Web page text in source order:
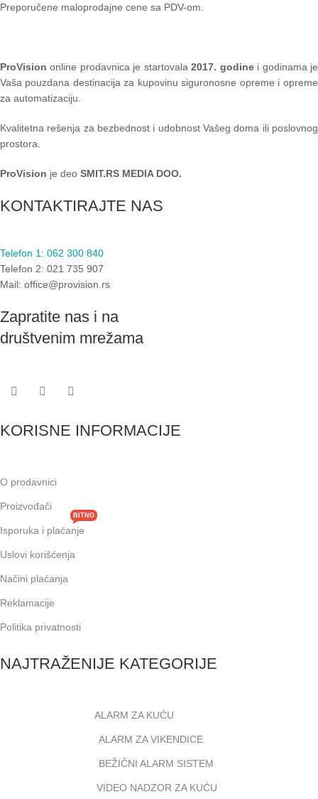
Preporučene maloprodajne cene sa PDV-om.
ProVision online prodavnica je startovala2017. godinei godinama je
Vaša pouzdana destinacija za kupovinu siguronosne opreme i opreme
za automatizaciju.
Kvalitetna rešenja za bezbednost i udobnost Vašeg doma ili poslovnog
prostora.
ProVision je deo SMIT.RS MEDIA DOO.
KONTAKTIRAJTE NAS
Telefon 1: 062 300 840
Telefon 2: 021 735 907
Mail: office@provision.rs
Zapratite nas i na
društvenim mrežama
KORISNE INFORMACIJE
O prodavnici
Proizvođači
Isporuka i plaćanje
BITNO
Uslovi korišćenja
Načini plaćanja
Reklamacije
Politika privatnosti
NAJTRAŽENIJE KATEGORIJE
ALARM ZA KUĆU
ALARM ZA VIKENDICE
BEŽIČNI ALARM SISTEM
VIDEO NADZOR ZA KUĆU